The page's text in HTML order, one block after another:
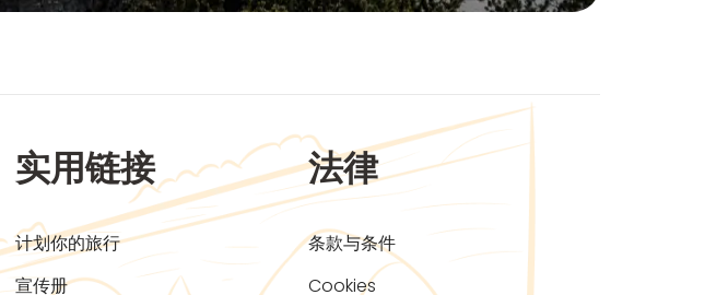
实用链接
计划你的旅行
宣传册
法律
条款与条件
Cookies